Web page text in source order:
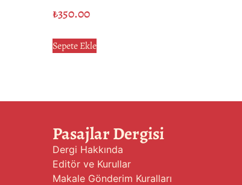
₺350.00
Sepete Ekle
Pasajlar Dergisi
Dergi Hakkında
Editör ve Kurullar
Makale Gönderim Kuralları